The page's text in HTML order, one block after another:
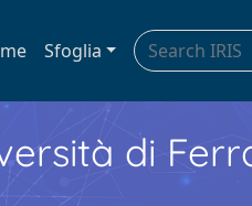
Sfoglia
di